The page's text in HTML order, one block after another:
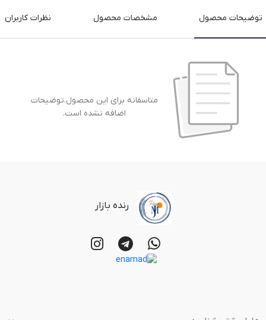
توضیحات محصول مشخصات محصول نظرات کاربران
متاسفانه برای این محصول،توضیحات
اضافه نشده است.
رنده بازار